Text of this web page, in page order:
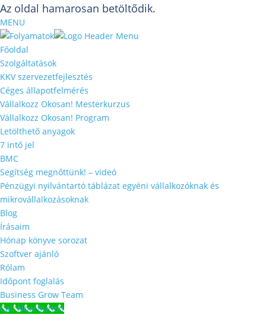
Az oldal hamarosan betöltődik.
MENU
Főoldal
Szolgáltatások
KKV szervezetfejlesztés
Céges állapotfelmérés
Vállalkozz Okosan! Mesterkurzus
Vállalkozz Okosan! Program
Letölthető anyagok
7 intő jel
BMC
Segítség megnőttünk! – videó
Pénzügyi nyilvántartó táblázat egyéni vállalkozóknak és
mikrovállalkozásoknak
Blog
Írásaim
Hónap könyve sorozat
Szoftver ajánló
Rólam
Időpont foglalás
Business Grow Team
Call Now Button